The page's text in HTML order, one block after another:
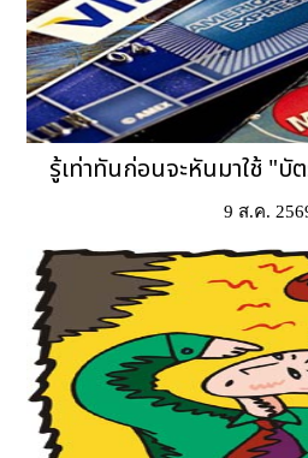
รู้เท่าทันก่อนจะหันมาใช้ "บั
9 ส.ค.